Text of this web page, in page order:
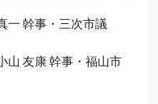
幹事・三次市議
友康 幹事・福山市